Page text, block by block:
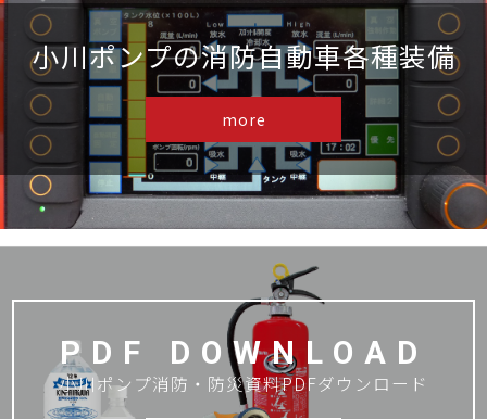
小川ポンプの消防自動車各種装備
more
PDF DOWNLOAD
小川ポンプ消防・防災資料PDFダウンロード